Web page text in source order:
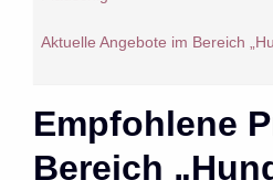
Aktuelle Angebote im Bereich
Empfohlene
Bereich